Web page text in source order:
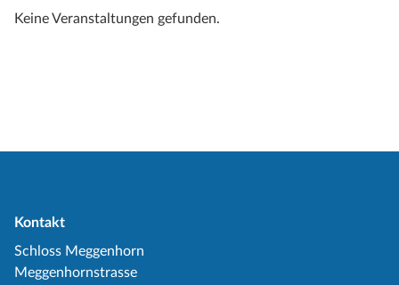
Keine Veranstaltungen gefunden.
Kontakt
Schloss Meggenhorn
Meggenhornstrasse